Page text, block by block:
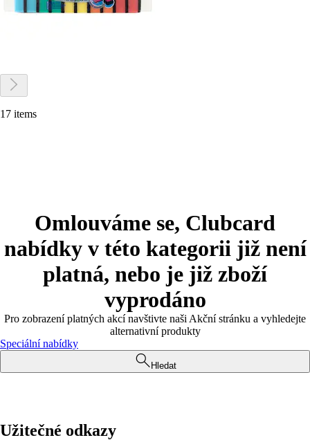
17 items
Omlouváme se, Clubcard
nabídky v této kategorii již není
platná, nebo je již zboží
vyprodáno
Pro zobrazení platných akcí navštivte naši Akční stránku a vyhledejte
alternativní produkty
Speciální nabídky
Hledat
Užitečné odkazy